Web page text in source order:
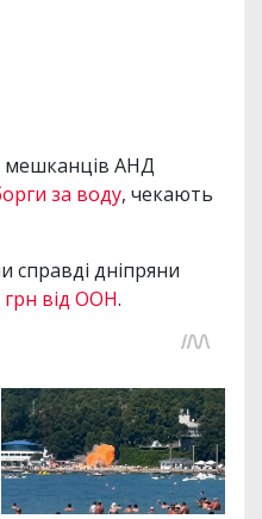
мешканців АНД
за воду, чекають
справді дніпряни
грн від ООН.